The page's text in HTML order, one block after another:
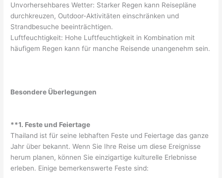
Unvorhersehbares Wetter: Starker Regen kann Reisepläne
durchkreuzen, Outdoor-Aktivitäten einschränken und
Strandbesuche beeinträchtigen.
Luftfeuchtigkeit: Hohe Luftfeuchtigkeit in Kombination mit
häufigem Regen kann für manche Reisende unangenehm sein.
Besondere Überlegungen
**1. Feste und Feiertage
Thailand ist für seine lebhaften Feste und Feiertage das ganze
Jahr über bekannt. Wenn Sie Ihre Reise um diese Ereignisse
herum planen, können Sie einzigartige kulturelle Erlebnisse
erleben. Einige bemerkenswerte Feste sind: